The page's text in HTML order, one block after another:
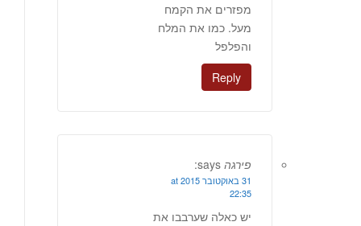
מפזרים את הקמח
מעל. כמו את המלח
והפלפל
Reply
פירגה says:
31 באוקטובר 2015 at
22:35
יש כאלה שערבבו את